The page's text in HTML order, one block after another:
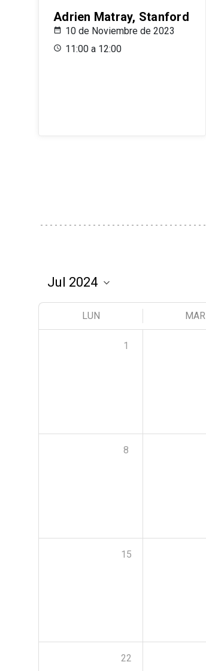
Adrien Matray, Stanford
10 de Noviembre de 2023
11:00 a 12:00
LUN MAR
1
8
15
22